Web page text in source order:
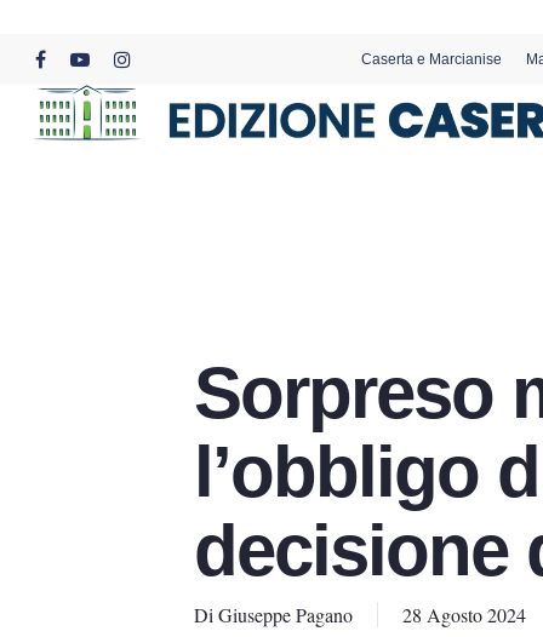
content
facebookyoutubeinstagram
Caserta e Marcianise
Sorpreso
l’obbligo
decisione
Di Giuseppe Pagano 28 Agosto 2024